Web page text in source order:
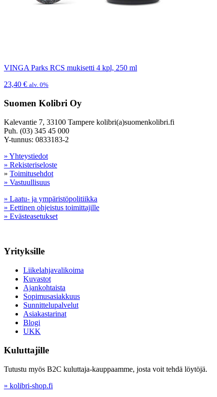
VINGA Parks RCS mukisetti 4 kpl, 250 ml
23,40 € alv. 0%
Suomen Kolibri Oy
Kalevantie 7, 33100 Tampere kolibri(a)suomenkolibri.fi
Puh. (03) 345 45 000
Y-tunnus: 0833183-2
» Yhteystiedot
» Rekisteriseloste
» Toimitusehdot
» Vastuullisuus
» Laatu- ja ympäristöpolitiikka
» Eettinen ohjeistus toimittajille
» Evästeasetukset
Yrityksille
Liikelahjavalikoima
Kuvastot
Ajankohtaista
Sopimusasiakkuus
Sunnittelupalvelut
Asiakastarinat
Blogi
UKK
Kuluttajille
Tutustu myös B2C kuluttaja-kauppaamme, josta voit tehdä löytöjä.
» kolibri-shop.fi